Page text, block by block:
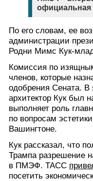
официальная
По его словам, ее
администрации
Родни Мимс Кук-
Комиссия по
членов, которые
одобрения Сената. В
архитектор Кук был
выполняет роль
по вопросам
Вашингтоне.
Кук рассказал, что
Трампа разрешение
в ПМЭФ. ТАСС
посетить